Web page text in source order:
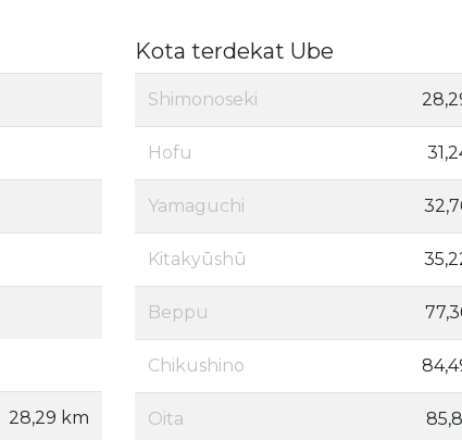
28,29 km
Kota terdekat Ube
Shimonoseki
Hofu
Yamaguchi
Kitakyūshū
Beppu
Chikushino
Oita